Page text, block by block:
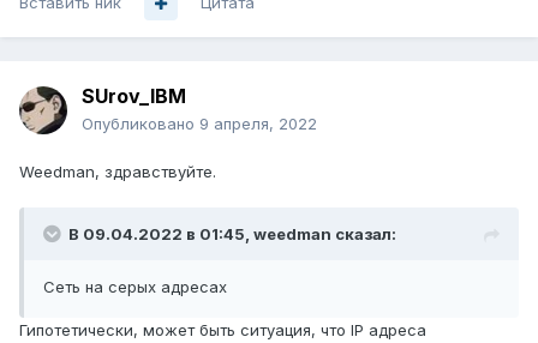
SUrov_IBM
Опубликовано 9 апреля, 2022
Weedman, здравствуйте.
В 09.04.2022 в 01:45, weedman сказал:
Сеть на серых адресах
Гипотетически, может быть ситуация, что IP адреса